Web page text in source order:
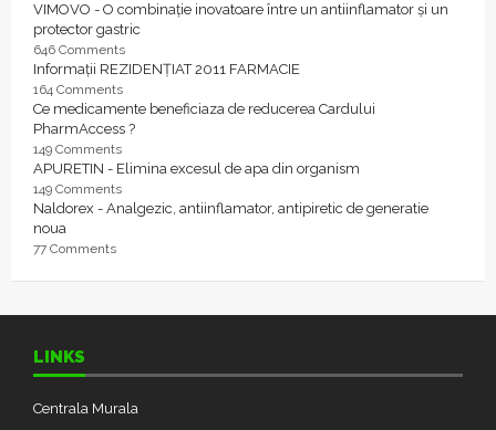
VIMOVO - O combinație inovatoare între un antiinflamator și un
protector gastric
646 Comments
Informații REZIDENȚIAT 2011 FARMACIE
164 Comments
Ce medicamente beneficiaza de reducerea Cardului
PharmAccess ?
149 Comments
APURETIN - Elimina excesul de apa din organism
149 Comments
Naldorex - Analgezic, antiinflamator, antipiretic de generatie
noua
77 Comments
LINKS
Centrala Murala